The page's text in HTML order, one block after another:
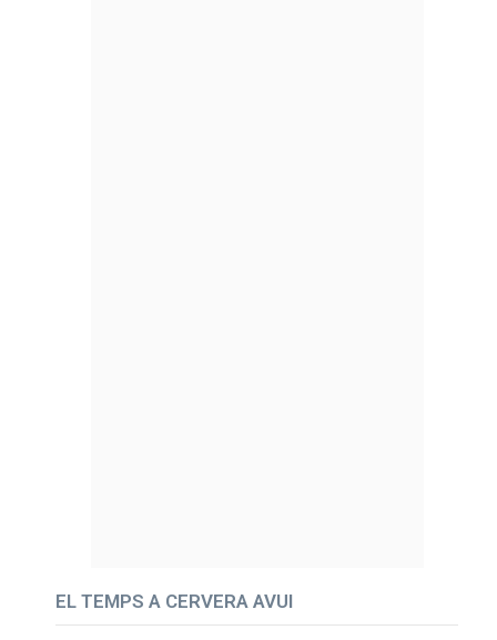
EL TEMPS A CERVERA AVUI